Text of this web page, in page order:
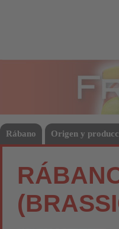
Rábano Origen y